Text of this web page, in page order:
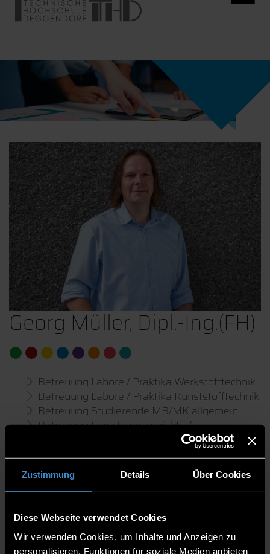
Zustimmung Details Über Cookies
Diese Webseite verwendet Cookies
Wir verwenden Cookies, um Inhalte und Anzeigen zu
personalisieren, Funktionen für soziale Medien anbieten
Georg Müller, Dipl.-Ing.(FH)
Betreuung Labore / Praktika Werkstofftechnik
Betreuung Labore / Praktika Kunststofftechnik
Betreuung Studierende MB/MK allgemein
Betreuung Forschungsprojekte /
Bachelorarbeiten / Masterarbeiten
Betreuung Firmen der Industrie bei Fragen zu
Werkstofftechnik / Kunststofftechnik
Mitarbeitende
Laboringenieur